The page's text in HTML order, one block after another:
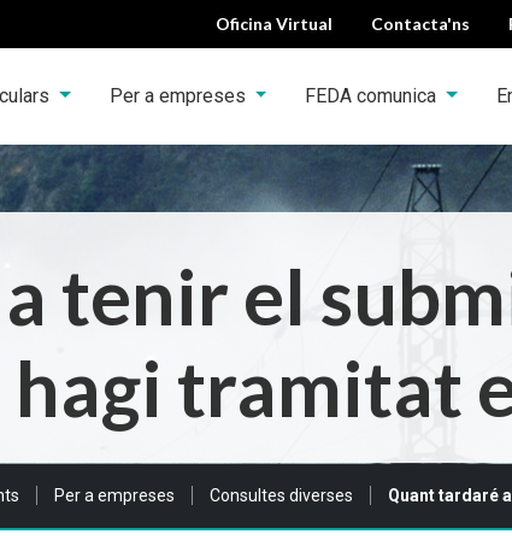
Oficina Virtual Contacta'ns
Per a empreses FEDA comunica
tenir el
tramitat
Per a empreses Consultes diverses Quant tardaré